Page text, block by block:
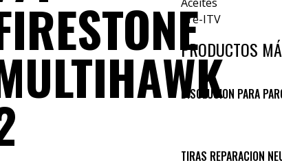
Pre-ITV
PRODUCTOS
DISOLUCION PARA
TIRAS REPARACION